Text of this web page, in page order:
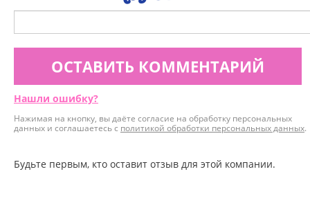
ОСТАВИТЬ КОММЕНТАРИЙ
Нашли ошибку?
Нажимая на кнопку, вы даёте согласие на обработку персональных
данных и соглашаетесь с политикой обработки персональных данных.
Будьте первым, кто оставит отзыв для этой компании.